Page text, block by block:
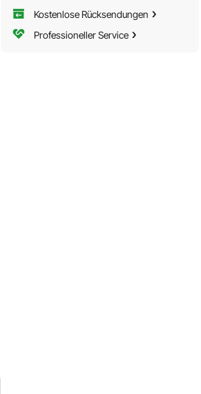
Kostenlose Rücksendungen
Professioneller Service